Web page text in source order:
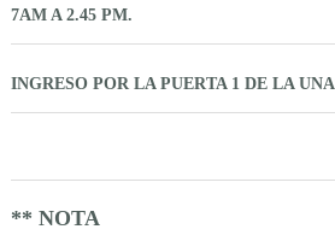
7AM A 2.45 PM.
INGRESO POR LA PUERTA 1 DE LA
** NOTA